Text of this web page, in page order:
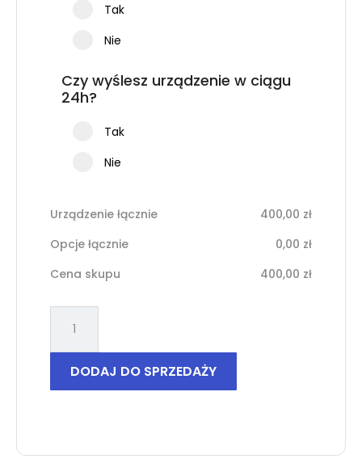
Tak
Nie
Czy wyślesz urządzenie w ciągu
24h?
Tak
Nie
Urządzenie łącznie 400,00 zł
Opcje łącznie
0,00 zł
Cena skupu
400,00 zł
Samsung
Galaxy
5G
DODAJ DO SPRZEDAŻY